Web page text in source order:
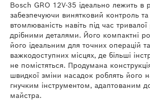
Bosch GRO 12V-35 ідеально лежить в
забезпечуючи винятковий контроль
втомлюваність навіть під час
дрібними деталями. Його компактні
його ідеальним для точних операцій
важкодоступних місцях, де більші
не помістяться. Продумана
швидкої зміни насадок роблять його
гнучким інструментом, адаптованим
майстра.